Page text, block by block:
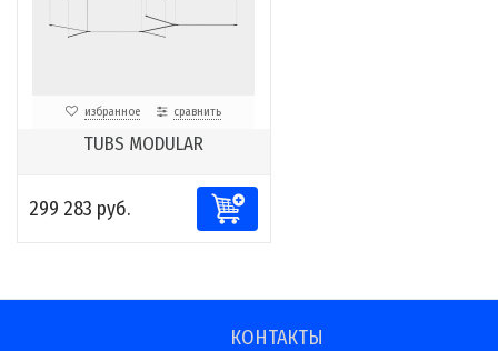
избранное сравнить
TUBS MODULAR
299 283 руб.
КОНТАКТЫ